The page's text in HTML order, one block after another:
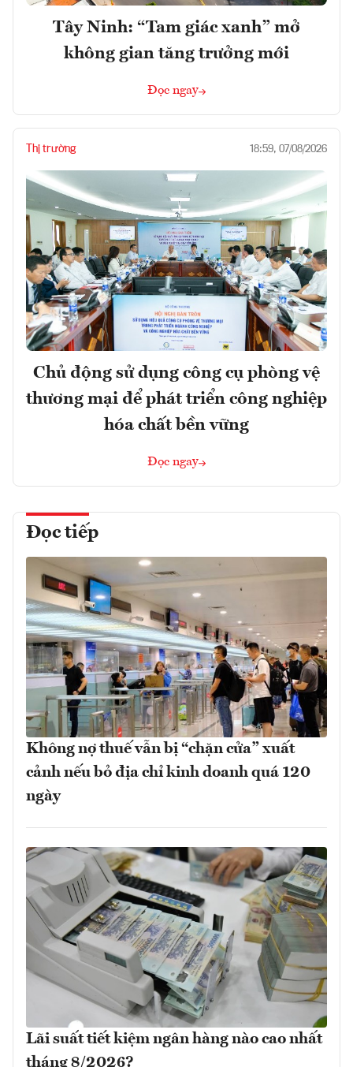
Tây Ninh: “Tam giác xanh” mở
không gian tăng trưởng mới
Đọc ngay
Thị trường 18:59, 07/08/2026
Chủ động sử dụng công cụ phòng vệ
thương mại để phát triển công nghiệp
hóa chất bền vững
Đọc ngay
Đọc tiếp
Không nợ thuế vẫn bị “chặn cửa” xuất
cảnh nếu bỏ địa chỉ kinh doanh quá 120
ngày
Lãi suất tiết kiệm ngân hàng nào cao nhất
tháng 8/2026?